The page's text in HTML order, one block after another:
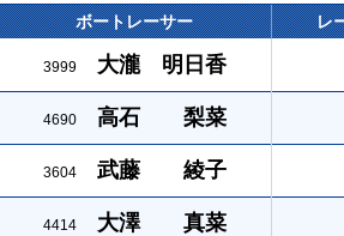
ボートレーサー レ
3999 大瀧 明日香
4690 高石 梨菜
3604 武藤 綾子
4414 大澤 真菜